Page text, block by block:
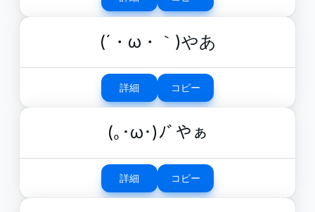
(´・ω・｀)やあ
詳細 コピー
(｡･ω･)ﾉﾞやぁ
詳細 コピー